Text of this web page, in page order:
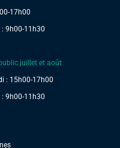
17h00
: 9h00-11h30
juillet et août
: 15h00-17h00
: 9h00-11h30